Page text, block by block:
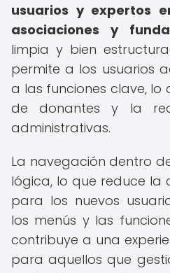
usuarios y expertos
asociaciones y
limpia y bien
permite a los usuarios
a las funciones clave, lo
de donantes y la
administrativas.
La navegación dentro
lógica, lo que reduce la
para los nuevos
los menús y las
contribuye a una
para aquellos que